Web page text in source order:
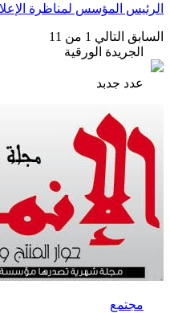
الرئيس المؤسس لمناظرة
السابق التالي 1 من 11
الجريدة الورقية
عدد جدبد
مجتمع